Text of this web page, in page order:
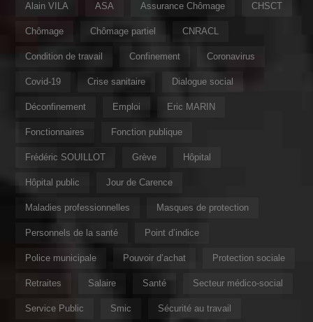
Alain VILA ASA Assurance Chômage CHSCT
Chômage Chômage partiel CNRACL
Condition de travail Confinement Coronavirus
Covid-19 Crise sanitaire Dialogue social
Déconfinement Emploi Eric MARIN
Fonctionnaires Fonction publique
Frédéric SOUILLOT Grève Hôpital
Hôpital public Jour de Carence
Maladies professionnelles Masques de protection
Personnels de la santé Point d’indice
Police municipale Pouvoir d’achat Protection sociale
Retraites Salaire Santé Secteur médico-social
Service Public Smic Sécurité au travail